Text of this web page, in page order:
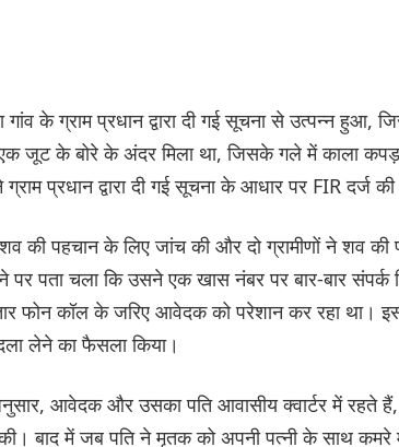
गांव के ग्राम प्रधान द्वारा दी गई सूचना से उत्पन्न
जूट के बोरे के अंदर मिला था, जिसके गले में काला
प्रधान द्वारा दी गई सूचना के आधार पर FIR दर्ज
की पहचान के लिए जांच की और दो ग्रामीणों ने शव
पर पता चला कि उसने एक खास नंबर पर बार-बार
फोन कॉल के जरिए आवेदक को परेशान कर रहा था।
लेने का फैसला किया।
आवेदक और उसका पति आवासीय क्वार्टर में रहते
की। बाद में जब पति ने मृतक को अपनी पत्नी के साथ